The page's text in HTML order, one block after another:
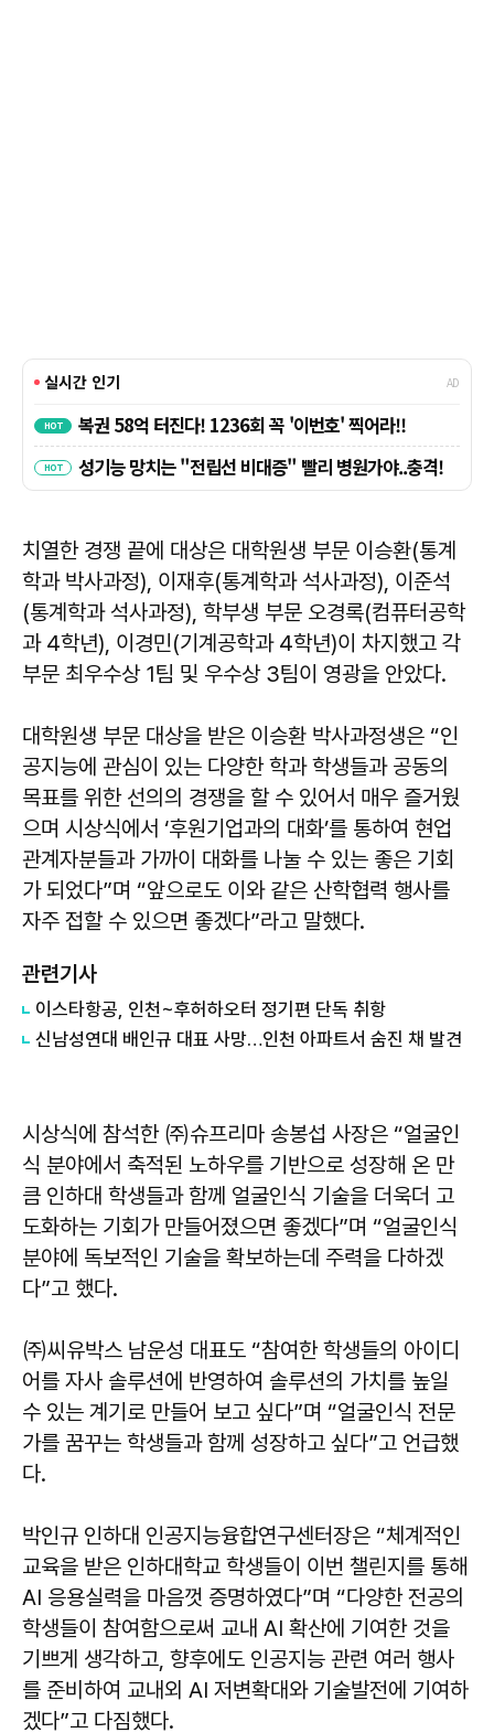
치열한 경쟁 끝에 대상은 대학원생 부문 이승환(통계
학과 박사과정), 이재후(통계학과 석사과정), 이준석
(통계학과 석사과정), 학부생 부문 오경록(컴퓨터공학
과 4학년), 이경민(기계공학과 4학년)이 차지했고 각
부문 최우수상 1팀 및 우수상 3팀이 영광을 안았다.
대학원생 부문 대상을 받은 이승환 박사과정생은 “인
공지능에 관심이 있는 다양한 학과 학생들과 공동의
목표를 위한 선의의 경쟁을 할 수 있어서 매우 즐거웠
으며 시상식에서 ‘후원기업과의 대화’를 통하여 현업
관계자분들과 가까이 대화를 나눌 수 있는 좋은 기회
가 되었다”며 “앞으로도 이와 같은 산학협력 행사를
자주 접할 수 있으면 좋겠다”라고 말했다.
관련기사
이스타항공, 인천~후허하오터 정기편 단독 취항
신남성연대 배인규 대표 사망…인천 아파트서 숨진 채 발견
시상식에 참석한 ㈜슈프리마 송봉섭 사장은 “얼굴인
식 분야에서 축적된 노하우를 기반으로 성장해 온 만
큼 인하대 학생들과 함께 얼굴인식 기술을 더욱더 고
도화하는 기회가 만들어졌으면 좋겠다”며 “얼굴인식
분야에 독보적인 기술을 확보하는데 주력을 다하겠
다”고 했다.
㈜씨유박스 남운성 대표도 “참여한 학생들의 아이디
어를 자사 솔루션에 반영하여 솔루션의 가치를 높일
수 있는 계기로 만들어 보고 싶다”며 “얼굴인식 전문
가를 꿈꾸는 학생들과 함께 성장하고 싶다”고 언급했
다.
박인규 인하대 인공지능융합연구센터장은 “체계적인
교육을 받은 인하대학교 학생들이 이번 챌린지를 통해
AI 응용실력을 마음껏 증명하였다”며 “다양한 전공의
학생들이 참여함으로써 교내 AI 확산에 기여한 것을
기쁘게 생각하고, 향후에도 인공지능 관련 여러 행사
를 준비하여 교내외 AI 저변확대와 기술발전에 기여하
겠다”고 다짐했다.